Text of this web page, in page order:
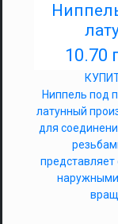
10.70
Ниппель под
латунный
для
представляет
наружными